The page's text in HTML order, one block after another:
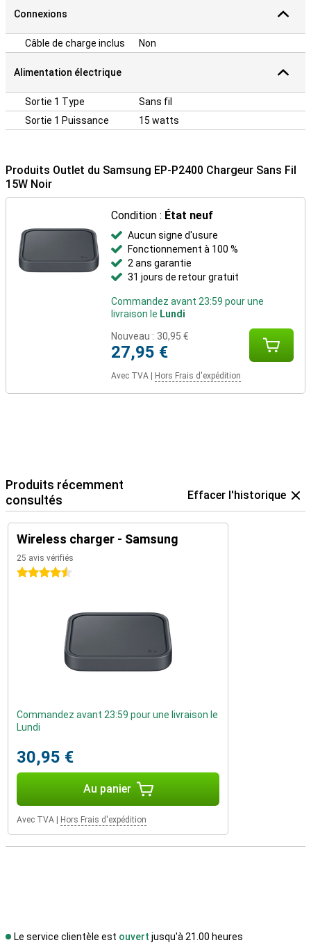
Connexions
Câble de charge inclus Non
Alimentation électrique
Sortie 1 Type
Sans fil
Sortie 1 Puissance
15 watts
Produits Outlet du Samsung EP-P2400 Chargeur Sans Fil
15W Noir
Condition : État neuf
Aucun signe d'usure
Fonctionnement à 100 %
2 ans garantie
31 jours de retour gratuit
Commandez avant 23:59 pour une
livraison le Lundi
Nouveau : 30,95 €
27,95 €
Avec TVA Hors Frais d'expédition
Produits récemment
consultés
Effacer l'historique
Wireless charger - Samsung
25 avis vérifiés
4.5 étoiles
Commandez avant 23:59 pour une livraison le
Lundi
30,95 €
Au panier
Avec TVA Hors Frais d'expédition
Le service clientèle est ouvert jusqu'à 21.00 heures